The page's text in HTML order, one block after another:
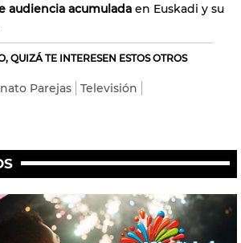
audiencia acumulada en Euskadi y su
QUIZÁ TE INTERESEN ESTOS OTROS
Parejas
Televisión